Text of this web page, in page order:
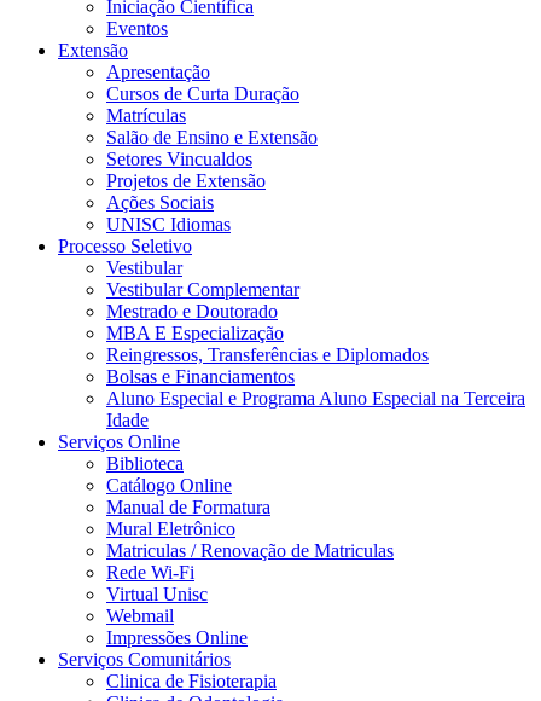
Iniciação Científica
Eventos
Extensão
Apresentação
Cursos de Curta Duração
Matrículas
Salão de Ensino e Extensão
Setores Vincualdos
Projetos de Extensão
Ações Sociais
UNISC Idiomas
Processo Seletivo
Vestibular
Vestibular Complementar
Mestrado e Doutorado
MBA E Especialização
Reingressos, Transferências e Diplomados
Bolsas e Financiamentos
Aluno Especial e Programa Aluno Especial na Terceira
Idade
Serviços Online
Biblioteca
Catálogo Online
Manual de Formatura
Mural Eletrônico
Matriculas / Renovação de Matriculas
Rede Wi-Fi
Virtual Unisc
Webmail
Impressões Online
Serviços Comunitários
Clinica de Fisioterapia